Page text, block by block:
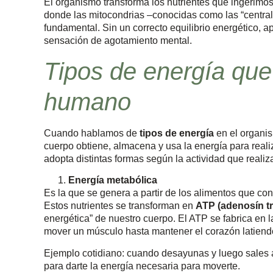
El organismo transforma los nutrientes que
donde las mitocondrias –conocidas como las
fundamental. Sin un correcto equilibrio energético,
sensación de agotamiento mental.
Tipos de energía
humano
Cuando hablamos de tipos de energía en el
cuerpo obtiene, almacena y usa la energía para
adopta distintas formas según la actividad que
Energía metabólica
Es la que se genera a partir de los alimentos que
Estos nutrientes se transforman en ATP (adenosín
energética” de nuestro cuerpo. El ATP se fabrica en
mover un músculo hasta mantener el corazón
Ejemplo cotidiano: cuando desayunas y luego
para darte la energía necesaria para moverte.